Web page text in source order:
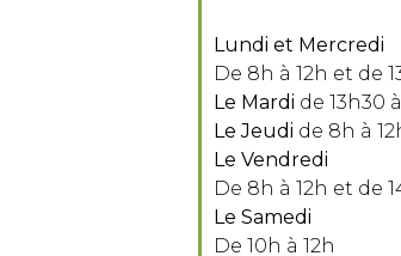
Lundi et Mercredi
De 8h à 12h et de
Le Mardi de 13h30
Le Jeudi de 8h à
Le Vendredi
De 8h à 12h et de
Le Samedi
De 10h à 12h